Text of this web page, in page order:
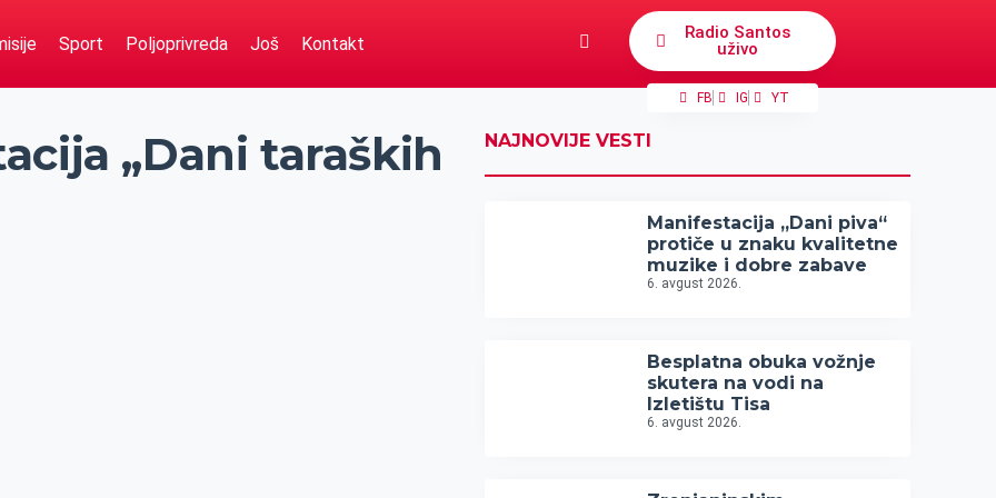
Sport Poljoprivreda Još Kontakt
Radio Santos
uživo
FB IG YT
„Dani taraških
NAJNOVIJE VESTI
Manifestacija „Dani piva“
protiče u znaku kvalitetne
muzike i dobre zabave
6. avgust 2026.
Besplatna obuka vožnje
skutera na vodi na
Izletištu Tisa
6. avgust 2026.